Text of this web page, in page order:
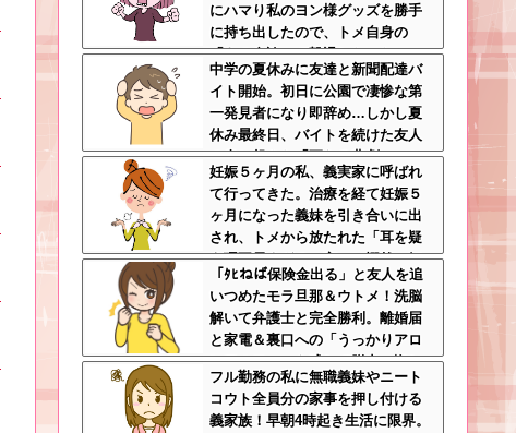
にハマり私のヨン様グッズを勝手
に持ち出したので、トメ自身の
「あの自論」で撃退したったｗｗ
←矛盾だらけのトメにブーメラン
刺さりまくり
中学の夏休みに友達と新聞配達バ
イト開始。初日に公園で凄惨な第
一発見者になり即辞め…しかし夏
休み最終日、バイトを続けた友人
の身に起きた「更なる悲劇」←こ
のバイト先、呪われすぎだろ
妊娠５ヶ月の私、義実家に呼ばれ
て行ってきた。治療を経て妊娠５
ヶ月になった義妹を引き合いに出
され、トメから放たれた「耳を疑
う理不尽すぎる一言」に愕然←妊
娠時期の操作とか超能力者かよ
「ﾀﾋねば保険金出る」と友人を追
いつめたモラ旦那＆ウトメ！洗脳
解いて弁護士と完全勝利。離婚届
と家電＆裏口への「うっかりアロ
ンアルファ」を残して脱出←悔し
泣きしながらやることがエグくて
草
フル勤務の私に無職義妹やニート
コウト全員分の家事を押し付ける
義家族！早朝4時起き生活に限界。